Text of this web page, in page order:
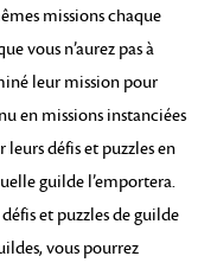
missions chaque
vous n’aurez pas à
leur mission pour
en missions instanciées
défis et puzzles en
guilde l’emportera.
et puzzles de guilde
vous pourrez